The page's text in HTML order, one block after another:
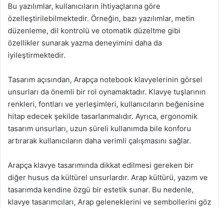
Bu yazılımlar, kullanıcıların ihtiyaçlarına göre
özelleştirilebilmektedir. Örneğin, bazı yazılımlar, metin
düzenleme, dil kontrolü ve otomatik düzeltme gibi
özellikler sunarak yazma deneyimini daha da
iyileştirmektedir.
Tasarım açısından, Arapça notebook klavyelerinin görsel
unsurları da önemli bir rol oynamaktadır. Klavye tuşlarının
renkleri, fontları ve yerleşimleri, kullanıcıların beğenisine
hitap edecek şekilde tasarlanmalıdır. Ayrıca, ergonomik
tasarım unsurları, uzun süreli kullanımda bile konforu
artırarak kullanıcıların daha verimli çalışmasını sağlar.
Arapça klavye tasarımında dikkat edilmesi gereken bir
diğer husus da kültürel unsurlardır. Arap kültürü, yazım ve
tasarımda kendine özgü bir estetik sunar. Bu nedenle,
klavye tasarımcıları, Arap geleneklerini ve sembollerini göz